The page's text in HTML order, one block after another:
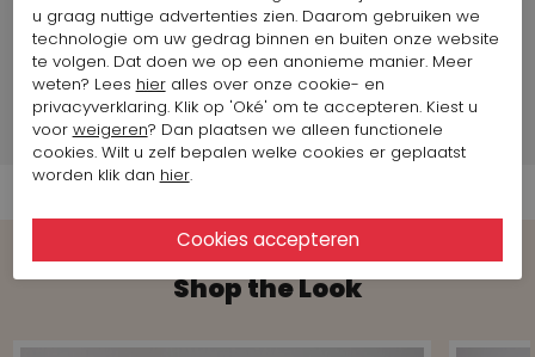
Maat artikel op foto:
Maat 38
Merk Informatie
Verzend informatie
Shop the Look
u graag nuttige advertenties zien. Daarom gebruiken we
technologie om uw gedrag binnen en buiten onze website
te volgen. Dat doen we op een anonieme manier. Meer
weten? Lees hieralles over onze cookie- en
privacyverklaring. Klik op 'Oké' om te accepteren. Kiest u
voor weigeren? Dan plaatsen we alleen functionele
cookies. Wilt u zelf bepalen welke cookies er geplaatst
worden klik dan hier.